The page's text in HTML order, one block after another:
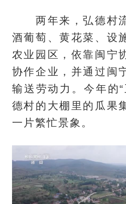
两年来，弘德村流
酒葡萄、黄花菜、设
农业园区，依靠闽宁
协作企业，并通过闽
输送劳动力。今年的
德村的大棚里的瓜果
一片繁忙景象。